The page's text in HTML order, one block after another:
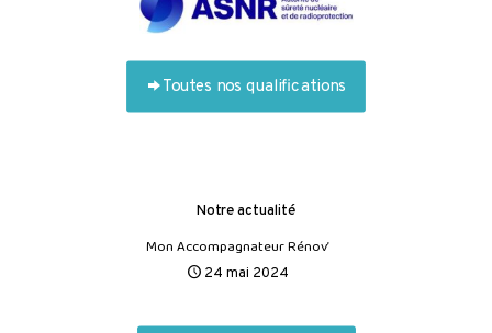
Toutes nos qualifications
Notre actualité
Mon Accompagnateur Rénov’
24 mai 2024